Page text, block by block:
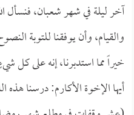
آخر ليلة في شهر شعبان، فنسأل
والقيام، وأن يوفقنا للتوبة
خيراً مما استدبرنا، إنه على كل
أيها الإخوة الأكارم: درسنا